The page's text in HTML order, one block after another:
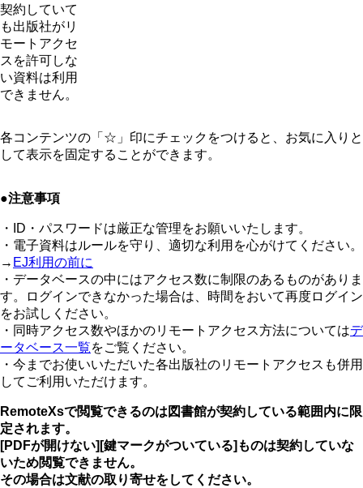
契約していて
も出版社がリ
モートアクセ
スを許可しな
い資料は利用
できません。
各コンテンツの「☆」印にチェックをつけると、お気に入りと
して表示を固定することができます。
●注意事項
・ID・パスワードは厳正な管理をお願いいたします。
・電子資料はルールを守り、適切な利用を心がけてください。
→ EJ利用の前に
・データベースの中にはアクセス数に制限のあるものがありま
す。ログインできなかった場合は、時間をおいて再度ログイン
をお試しください。
・同時アクセス数やほかのリモートアクセス方法についてはデ
ータベース一覧​をご覧ください。​
・今までお使いいただいた各出版社のリモートアクセスも併用
してご利用いただけます。
RemoteXsで閲覧できるのは図書館が契約している範囲内に限
定されます。
[PDFが開けない][鍵マークがついている]ものは契約していな
いため閲覧できません。
その場合は文献の取り寄せをしてください。​